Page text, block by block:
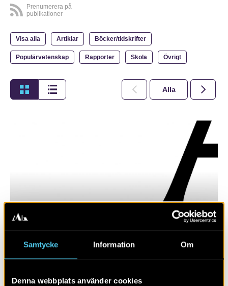
Samtycke Information Om
Denna webbplats använder cookies
Prenumerera på
publikationer
Visa alla Artiklar Böcker/tidskrifter
Populärvetenskap Rapporter Skola Övrigt
Alla 2026